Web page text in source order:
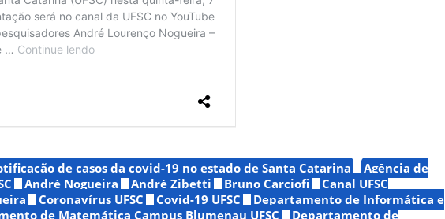
de casos da covid-19 no estado de Santa Catarina
Agência de
André Nogueira André Zibetti Bruno Carciofi
Canal UFSC
Coronavírus UFSC Covid-19 UFSC
Departamento de Informática e
de Matemática Campus Blumenau UFSC
Departamento de